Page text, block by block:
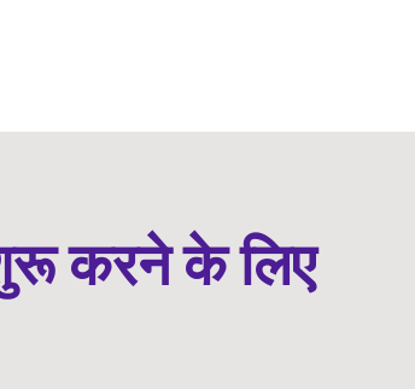
शुरू करने के लिए